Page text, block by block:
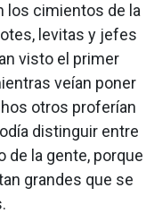
los cimientos de la
levitas y jefes
visto el primer
veían poner
otros proferían
distinguir entre
de la gente, porque
grandes que se